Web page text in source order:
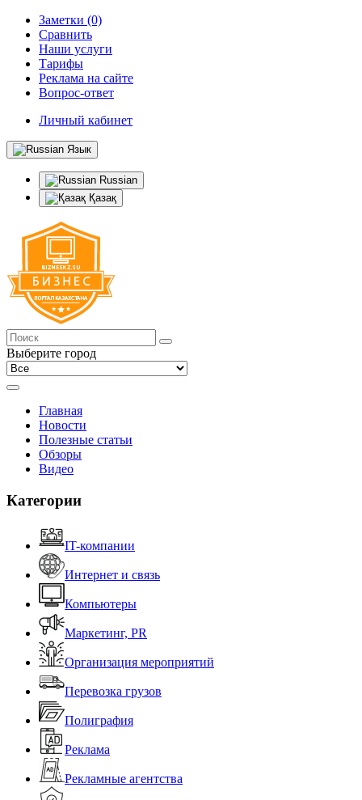
Заметки (0)
Сравнить
Наши услуги
Тарифы
Реклама на сайте
Вопрос-ответ
Личный кабинет
Язык
Russian
Қазақ
Выберите город
Главная
Новости
Полезные статьи
Обзоры
Видео
Категории
IT-компании
Интернет и связь
Компьютеры
Маркетинг, PR
Организация мероприятий
Перевозка грузов
Полиграфия
Реклама
Рекламные агентства